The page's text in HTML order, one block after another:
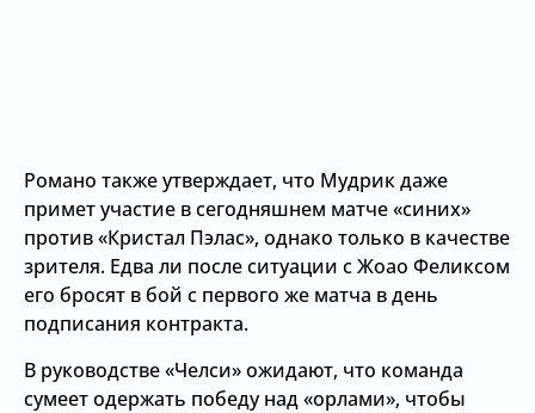
Романо также утверждает, что Мудрик даже
примет участие в сегодняшнем матче «синих»
против «Кристал Пэлас», однако только в качестве
зрителя. Едва ли после ситуации с Жоао Феликсом
его бросят в бой с первого же матча в день
подписания контракта.
В руководстве «Челси» ожидают, что команда
сумеет одержать победу над «орлами», чтобы